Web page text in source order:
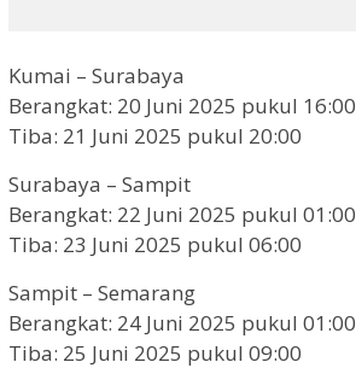
Kumai – Surabaya
Berangkat: 20 Juni 2025 pukul 16:00
Tiba: 21 Juni 2025 pukul 20:00
Surabaya – Sampit
Berangkat: 22 Juni 2025 pukul 01:00
Tiba: 23 Juni 2025 pukul 06:00
Sampit – Semarang
Berangkat: 24 Juni 2025 pukul 01:00
Tiba: 25 Juni 2025 pukul 09:00